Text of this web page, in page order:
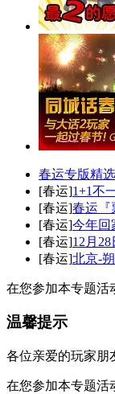
春运专版精
[春运]1+1不
[春运]春运『
[春运]今年回
[春运]12月
[春运]北京-
在您参加本专题活
温馨提示
各位亲爱的玩家朋
在您参加本专题活